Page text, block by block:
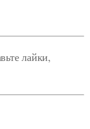
лайки,